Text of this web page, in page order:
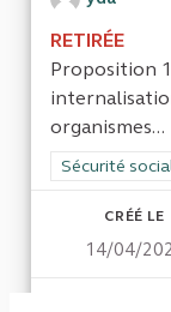
RETIRÉE
Proposition
organismes...
Filtrer les
Sécurité
CRÉÉ LE
14/04/